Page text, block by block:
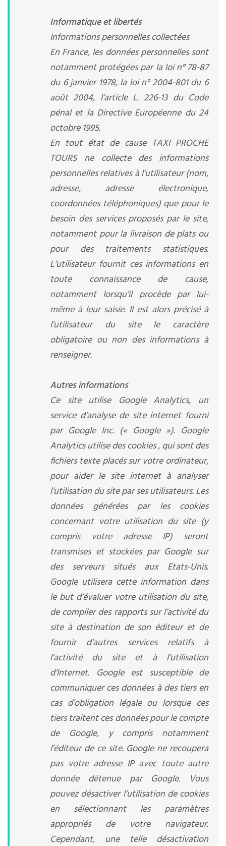
Informatique et libertés
Informations personnelles collectées
En France, les données personnelles sont
notamment protégées par la loi n° 78-87
du 6 janvier 1978, la loi n° 2004-801 du 6
août 2004, l’article L. 226-13 du Code
pénal et la Directive Européenne du 24
octobre 1995.
En tout état de cause TAXI PROCHE
TOURS ne collecte des informations
personnelles relatives à l’utilisateur (nom,
adresse, adresse électronique,
coordonnées téléphoniques) que pour le
besoin des services proposés par le site,
notamment pour la livraison de plats ou
pour des traitements statistiques.
L’utilisateur fournit ces informations en
toute connaissance de cause,
notamment lorsqu’il procède par lui-
même à leur saisie. Il est alors précisé à
l’utilisateur du site le caractère
obligatoire ou non des informations à
renseigner.
Autres informations
Ce site utilise Google Analytics, un
service d’analyse de site internet fourni
par Google Inc. (« Google »). Google
Analytics utilise des cookies , qui sont des
fichiers texte placés sur votre ordinateur,
pour aider le site internet à analyser
l’utilisation du site par ses utilisateurs. Les
données générées par les cookies
concernant votre utilisation du site (y
compris votre adresse IP) seront
transmises et stockées par Google sur
des serveurs situés aux Etats-Unis.
Google utilisera cette information dans
le but d’évaluer votre utilisation du site,
de compiler des rapports sur l’activité du
site à destination de son éditeur et de
fournir d’autres services relatifs à
l’activité du site et à l’utilisation
d’Internet. Google est susceptible de
communiquer ces données à des tiers en
cas d’obligation légale ou lorsque ces
tiers traitent ces données pour le compte
de Google, y compris notamment
l’éditeur de ce site. Google ne recoupera
pas votre adresse IP avec toute autre
donnée détenue par Google. Vous
pouvez désactiver l’utilisation de cookies
en sélectionnant les paramètres
appropriés de votre navigateur.
Cependant, une telle désactivation